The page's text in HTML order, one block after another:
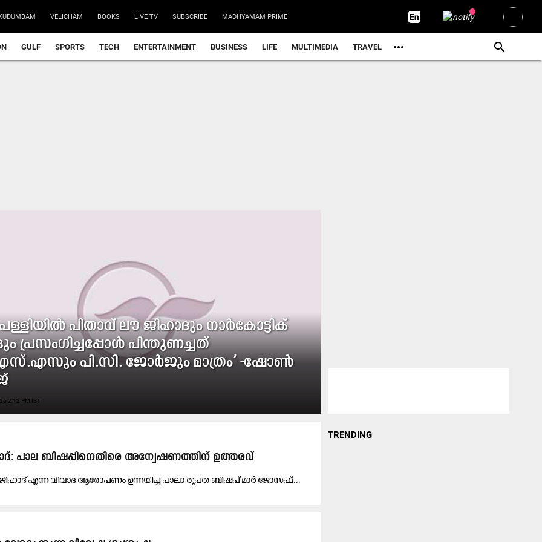
VELICHAM BOOKS LIVE TV SUBSCRIBE MADHYAMAM PRIME
GULF SPORTS TECH ENTERTAINMENT BUSINESS LIFE MULTIMEDIA TRAVEL
പിതാവ് ലൗ ജിഹാദും നാർകോട്ടിക്
പ്രസംഗിച്ചപ്പോൾ പിന്തുണച്ചത്
പി.സി. ജോർജും മാത്രം’ -ഷോൺ
2:12 PM IST
പാല ബിഷപ്പിനെതിരെ അന്വേഷണത്തിന്​ ഉത്തരവ്​
ജി​ഹാ​ദ്​ എ​ന്ന വി​വാ​ദ ആ​രോ​പ​ണം ഉ​ന്ന​യി​ച്ച പാ​ലാ രൂ​പ​ത ബി​ഷ​പ്​ മാ​ർ ജോ​സ​ഫ്​...
TRENDING